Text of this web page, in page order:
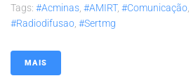
Tags: #acminas, #AMIRT, #comunicação,
#radiodifusao, #sertmg
MAIS